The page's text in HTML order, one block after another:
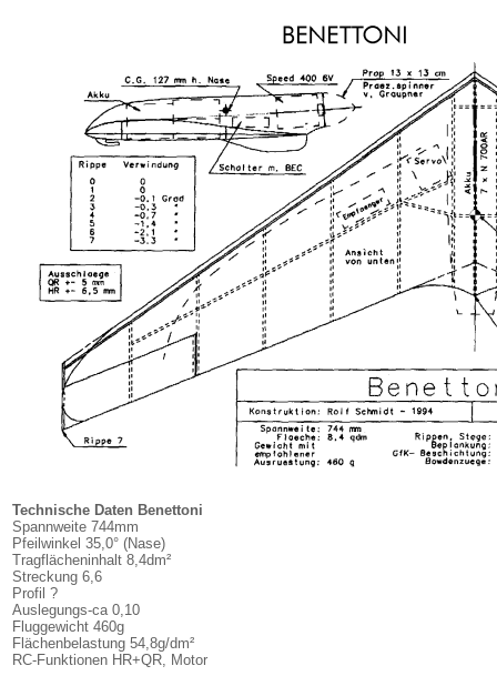
Technische Daten Benettoni
Spannweite 744mm
Pfeilwinkel 35,0° (Nase)
Tragflächeninhalt 8,4dm²
Streckung 6,6
Profil ?
Auslegungs-ca 0,10
Fluggewicht 460g
Flächenbelastung 54,8g/dm²
RC-Funktionen HR+QR, Motor